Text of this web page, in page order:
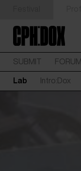
SUBMIT FORUM
Lab Intro:Dox